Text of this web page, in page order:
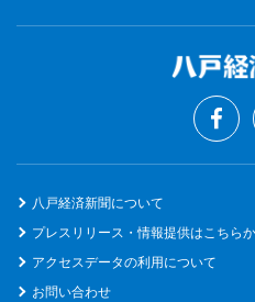
八戸経済新聞について
プレスリリース・情報提供はこちら
アクセスデータの利用について
お問い合わせ